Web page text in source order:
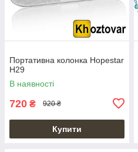
Портативна колонка Hopestar
H29
В наявності
720 ₴ 920 ₴
Купити